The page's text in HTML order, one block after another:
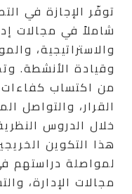
شاملاً في مجالات
والاستراتيجية،
وقيادة الأنشطة.
من اكتساب كفاءات
القرار، والتواصل
خلال الدروس
هذا التكوين
لمواصلة دراستهم
مجالات الإدارة،